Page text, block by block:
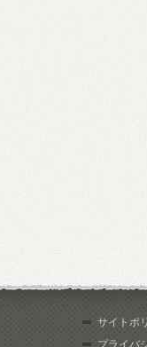
サイトポ
プライバ